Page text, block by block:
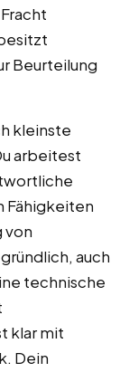
Beurteilung
kleinste
arbeitest
Fähigkeiten
von
auch
technische
klar mit
Dein